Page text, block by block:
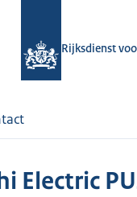
Rijksdienst
Electric